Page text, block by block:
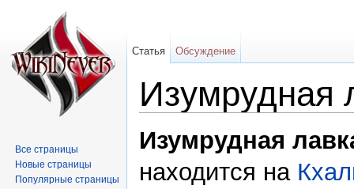
Изумрудная
Изумрудная
находится на
Статья Обсуждение
Все страницы
Новые страницы
Популярные страницы